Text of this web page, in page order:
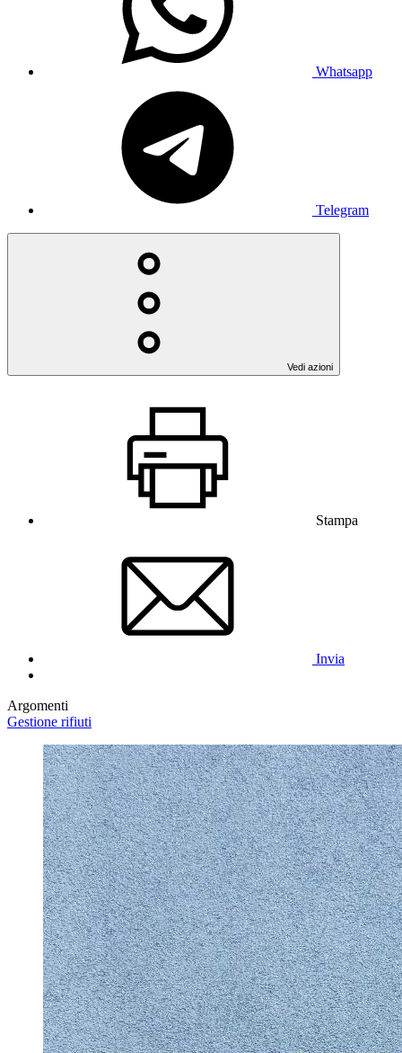
Whatsapp
Telegram
Vedi azioni
Stampa
Invia
Argomenti
Gestione rifiuti